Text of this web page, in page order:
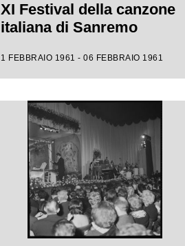
XI Festival della canzone
italiana di Sanremo
1 FEBBRAIO 1961 - 06 FEBBRAIO 1961